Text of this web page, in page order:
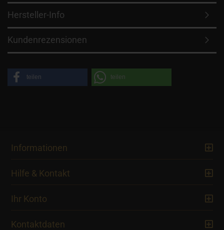
Hersteller-Info
Kundenrezensionen
teilen teilen
Informationen
Hilfe & Kontakt
Ihr Konto
Kontaktdaten